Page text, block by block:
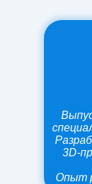
3D-
Опыт